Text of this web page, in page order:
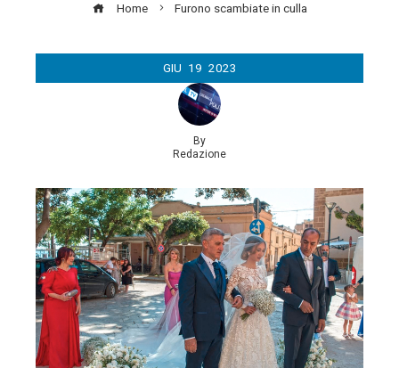
Home Furono scambiate in culla
GIU 19 2023
By
Redazione